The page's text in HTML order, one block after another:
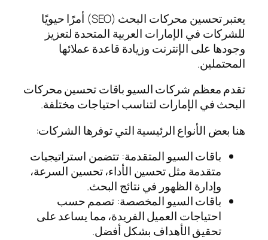
يعتبر تحسين محركات البحث (SEO) أمرًا حيويًا
للشركات في الإمارات العربية المتحدة لتعزيز
وجودها على الإنترنت وزيادة قاعدة عملائها
المحتملين.
تقدم معظم شركات السيو باقات تحسين محركات
البحث في الإمارات لتناسب احتياجات مختلفة.
هنا بعض الأنواع الرئيسية التي توفرها الشركات:
باقات السيو المتقدمة: تتضمن استراتيجيات
متقدمة مثل تحسين الأداء، تحسين السرعة،
وإدارة الظهور في نتائج البحث.
باقات السيو المخصصة: تصمم حسب
احتياجات العميل الفريدة، مما يساعد على
تحقيق الأهداف بشكل أفضل.